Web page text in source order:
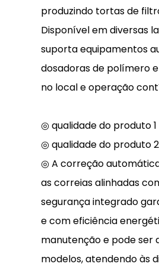
produzindo tortas de
Disponível em diversas
suporta equipamentos
dosadoras de polímero
no local e operação
◎ qualidade do produto 1
◎ qualidade do produto 2
◎ A correção
as correias alinhadas
segurança integrado
e com eficiência
manutenção e pode ser
modelos, atendendo às